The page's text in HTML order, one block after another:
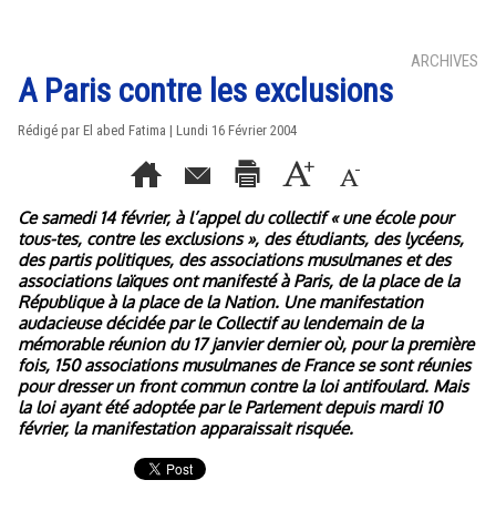
ARCHIVES
A Paris contre les exclusions
Rédigé par El abed Fatima | Lundi 16 Février 2004
Ce samedi 14 février, à l’appel du collectif « une école pour
tous-tes, contre les exclusions », des étudiants, des lycéens,
des partis politiques, des associations musulmanes et des
associations laïques ont manifesté à Paris, de la place de la
République à la place de la Nation. Une manifestation
audacieuse décidée par le Collectif au lendemain de la
mémorable réunion du 17 janvier dernier où, pour la première
fois, 150 associations musulmanes de France se sont réunies
pour dresser un front commun contre la loi antifoulard. Mais
la loi ayant été adoptée par le Parlement depuis mardi 10
février, la manifestation apparaissait risquée.